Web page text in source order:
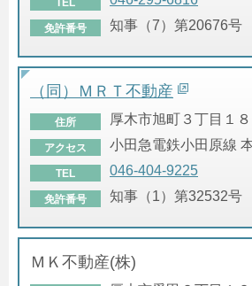
免許番号 知事（7）第20676号
（同）ＭＲＴ不動産
住所 厚木市旭町３丁目１８
アクセス 小田急電鉄小田原線
TEL 046-404-9225
免許番号 知事（1）第32532号
ＭＫ不動産(株)